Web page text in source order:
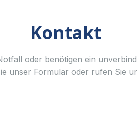
Kontakt
oder benötigen ein
unser Formular oder rufen Sie